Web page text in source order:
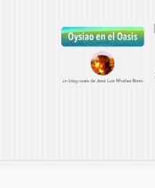
Oysiao